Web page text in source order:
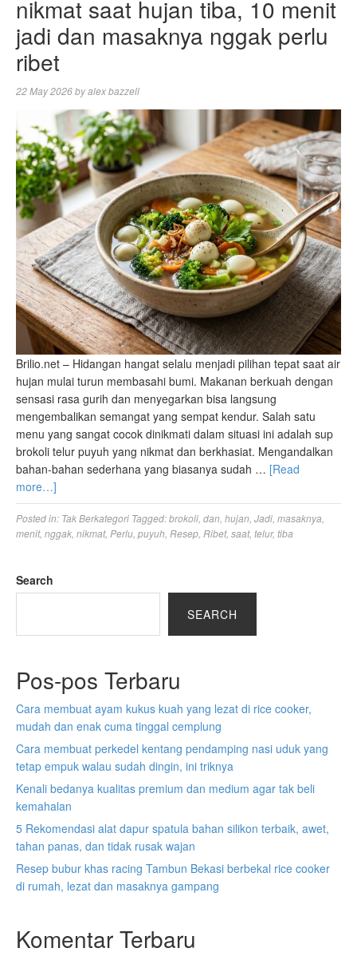
nikmat saat hujan tiba, 10 menit
jadi dan masaknya nggak perlu
ribet
22 May 2026byalex bazzell
Brilio.net – Hidangan hangat selalu menjadi pilihan tepat saat air
hujan mulai turun membasahi bumi. Makanan berkuah dengan
sensasi rasa gurih dan menyegarkan bisa langsung
mengembalikan semangat yang sempat kendur. Salah satu
menu yang sangat cocok dinikmati dalam situasi ini adalah sup
brokoli telur puyuh yang nikmat dan berkhasiat. Mengandalkan
bahan-bahan sederhana yang biasanya sudah … [Read
more…]
Posted in: Tak Berkategori Tagged:brokoli dan hujan Jadi masaknya
menit, nggak nikmat, Perlu puyuh Resep Ribet, saat, telur, tiba
Search
SEARCH
Pos-pos Terbaru
Cara membuat ayam kukus kuah yang lezat di rice cooker,
mudah dan enak cuma tinggal cemplung
Cara membuat perkedel kentang pendamping nasi uduk yang
tetap empuk walau sudah dingin, ini triknya
Kenali bedanya kualitas premium dan medium agar tak beli
kemahalan
5 Rekomendasi alat dapur spatula bahan silikon terbaik, awet,
tahan panas, dan tidak rusak wajan
Resep bubur khas racing Tambun Bekasi berbekal rice cooker
di rumah, lezat dan masaknya gampang
Komentar Terbaru